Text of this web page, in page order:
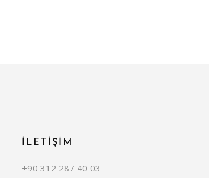
İLETİŞİM
+90 312 287 40 03